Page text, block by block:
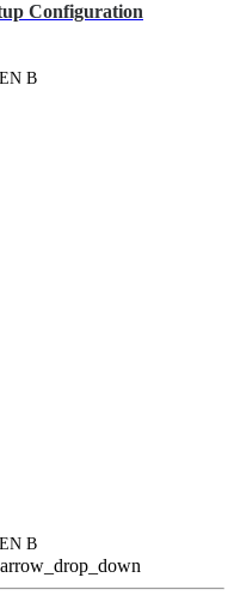
Configuration
B
B
arrow_drop_down